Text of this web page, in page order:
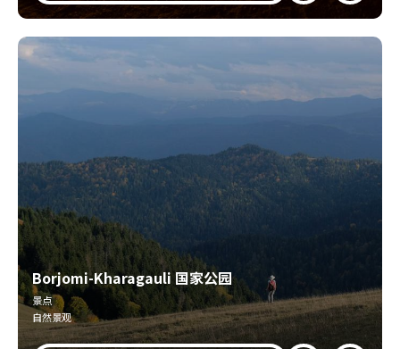
Borjomi-Kharagauli 国家公园
景点
自然景观